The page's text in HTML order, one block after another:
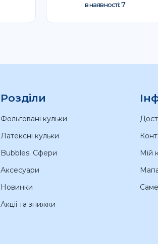
в наявності: 7
Розділи
Фольговані кульки
Латексні кульки
Bubbles. Сфери
Аксесуари
Новинки
Акціі та знижки
Мій